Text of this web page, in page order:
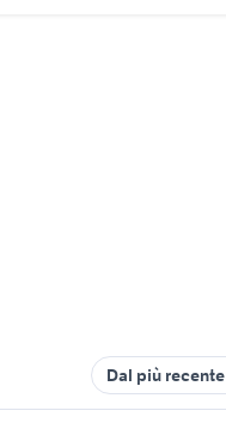
Dal più recente